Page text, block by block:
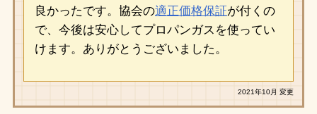
良かったです。協会の適正価格保証が付くの
で、今後は安心してプロパンガスを使ってい
けます。ありがとうございました。
2021年10月 変更